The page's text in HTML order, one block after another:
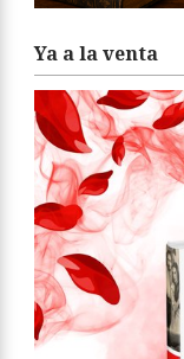
Ya a la venta